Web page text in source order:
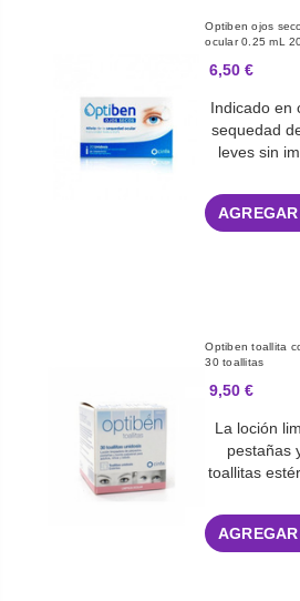
Optiben ojos
ocular 0.25 mL
6,50 €
Indicado en
sequedad
leves sin
Optiben toallita
30 toallitas
9,50 €
La loción
pestañas
toallitas